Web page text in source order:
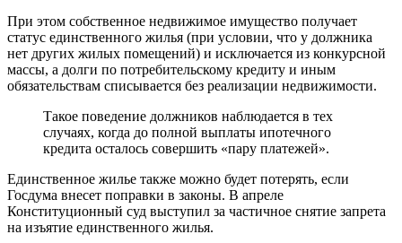
При этом собственное недвижимое имущество получает
статус единственного жилья (при условии, что у должника
нет других жилых помещений) и исключается из конкурсной
массы, а долги по потребительскому кредиту и иным
обязательствам списывается без реализации недвижимости.
Такое поведение должников наблюдается в тех
случаях, когда до полной выплаты ипотечного
кредита осталось совершить «пару платежей».
Единственное жилье также можно будет потерять, если
Госдума внесет поправки в законы. В апреле
Конституционный суд выступил за частичное снятие запрета
на изъятие единственного жилья.